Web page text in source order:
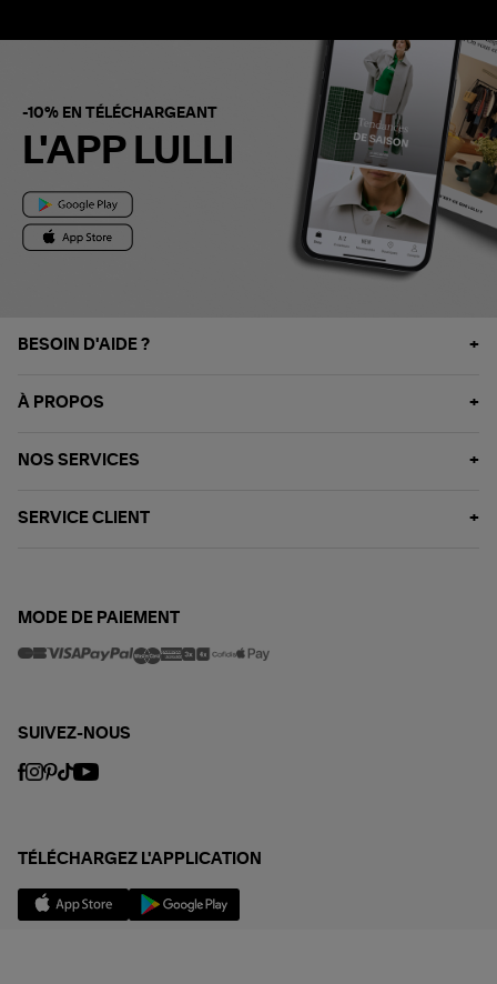
-10% EN TÉLÉCHARGEANT
L'APP LULLI
BESOIN D'AIDE ?
À PROPOS
NOS SERVICES
SERVICE CLIENT
MODE DE PAIEMENT
SUIVEZ-NOUS
TÉLÉCHARGEZ L'APPLICATION